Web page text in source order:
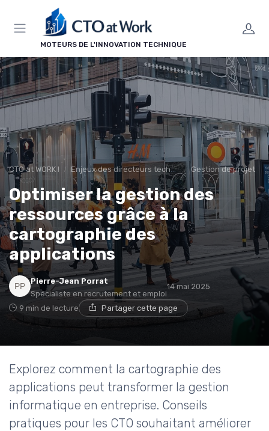
MOTEURS DE L'INNOVATION TECHNIQUE
CTO at WORK ! Enjeux des directeurs techniques Gestion de projet
Optimiser la gestion des
ressources grâce à la
cartographie des
applications
Pierre-Jean Porrat
Spécialiste en recrutement et emploi
14 mai 2025
9 min de lecture Partager cette page
Explorez comment la cartographie des
applications peut transformer la gestion
informatique en entreprise. Conseils
pratiques pour les CTO souhaitant améliorer
Panneau de gestion des cookies